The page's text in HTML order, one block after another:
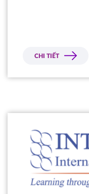
CHI TIẾT